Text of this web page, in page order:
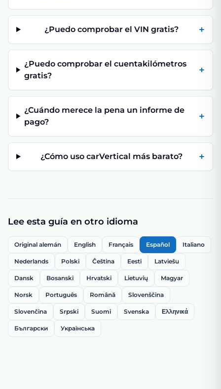
¿Puedo comprobar el VIN gratis? +
¿Puedo comprobar el cuentakilómetros
gratis?
+
¿Cuándo merece la pena un informe de
pago?
+
¿Cómo uso carVertical más barato? +
Lee esta guía en otro idioma
Original alemán English Français Español Italiano
Nederlands Polski Čeština Eesti Latviešu
Dansk Bosanski Hrvatski Lietuvių Magyar
Norsk Português Română Slovenščina
Slovenčina Srpski Suomi Svenska Ελληνικά
Български Українська